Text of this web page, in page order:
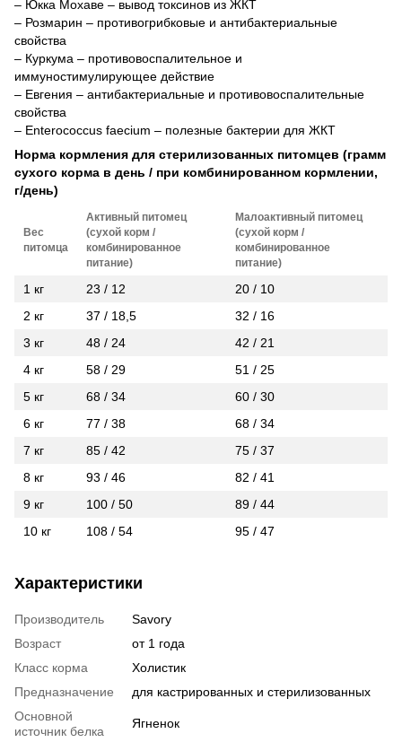
– Юкка Мохаве – вывод токсинов из ЖКТ
– Розмарин – противогрибковые и антибактериальные
свойства
– Куркума – противовоспалительное и
иммуностимулирующее действие
– Евгения – антибактериальные и противовоспалительные
свойства
– Enterococcus faecium – полезные бактерии для ЖКТ
Норма кормления для стерилизованных питомцев (грамм
сухого корма в день / при комбинированном кормлении,
г/день)
Вес
питомца
Активный питомец
(сухой корм /
комбинированное
питание)
Малоактивный питомец
(сухой корм /
комбинированное
питание)
1 кг 23 / 12
20 / 10
2 кг
37 / 18,5
32 / 16
3 кг
48 / 24
42 / 21
4 кг
58 / 29
51 / 25
5 кг
68 / 34
60 / 30
6 кг
77 / 38
68 / 34
7 кг
85 / 42
75 / 37
8 кг
93 / 46
82 / 41
9 кг
100 / 50
89 / 44
10 кг
108 / 54 95 / 47
Характеристики
Производитель
Savory
Возраст
от 1 года
Класс корма
Холистик
Предназначение
для кастрированных и стерилизованных
Основной
источник белка
Ягненок